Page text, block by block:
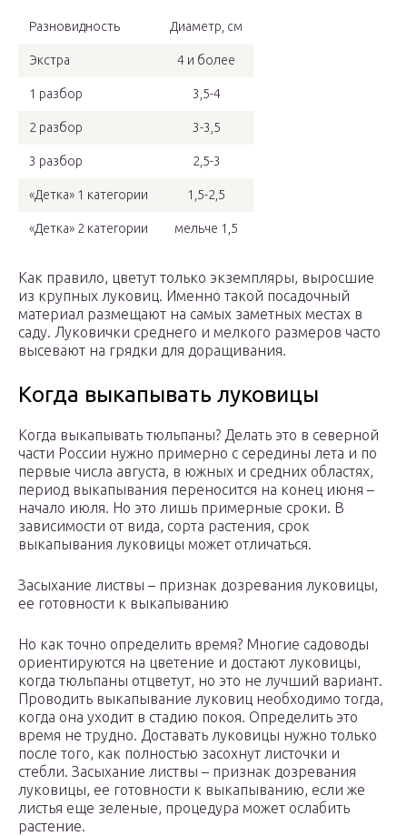
Разновидность Диаметр, см
Экстра 4 и более
1 разбор 3,5-4
2 разбор 3-3,5
3 разбор 2,5-3
«Детка» 1 категории 1,5-2,5
«Детка» 2 категории мельче 1,5
Как правило, цветут только экземпляры, выросшие
из крупных луковиц. Именно такой посадочный
материал размещают на самых заметных местах в
саду. Луковички среднего и мелкого размеров часто
высевают на грядки для доращивания.
Когда выкапывать луковицы
Когда выкапывать тюльпаны? Делать это в северной
части России нужно примерно с середины лета и по
первые числа августа, в южных и средних областях,
период выкапывания переносится на конец июня –
начало июля. Но это лишь примерные сроки. В
зависимости от вида, сорта растения, срок
выкапывания луковицы может отличаться.
Засыхание листвы – признак дозревания луковицы,
ее готовности к выкапыванию
Но как точно определить время? Многие садоводы
ориентируются на цветение и достают луковицы,
когда тюльпаны отцветут, но это не лучший вариант.
Проводить выкапывание луковиц необходимо тогда,
когда она уходит в стадию покоя. Определить это
время не трудно. Доставать луковицы нужно только
после того, как полностью засохнут листочки и
стебли. Засыхание листвы – признак дозревания
луковицы, ее готовности к выкапыванию, если же
листья еще зеленые, процедура может ослабить
растение.